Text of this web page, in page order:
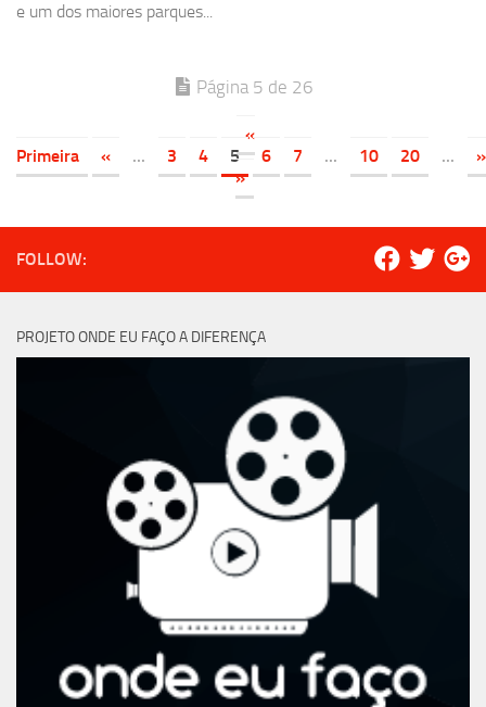
e um dos maiores parques...
Página 5 de 26
«
Primeira
« ... 3 4 5 6 7 ... 10 20 ...
»
»
FOLLOW:
PROJETO ONDE EU FAÇO A DIFERENÇA